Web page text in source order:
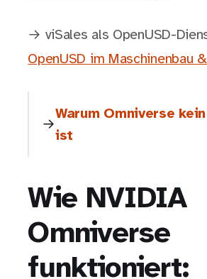
→ viSales als OpenUSD-
OpenUSD im Maschinenbau
Warum Omniverse
ist
Wie NVIDIA
Omniverse
funktioniert: